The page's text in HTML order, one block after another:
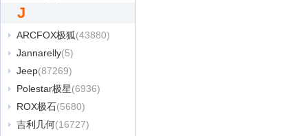
J
ARCFOX极狐(43880)
Jannarelly(5)
Jeep(87269)
Polestar极星(6936)
ROX极石(5680)
吉利几何(16727)